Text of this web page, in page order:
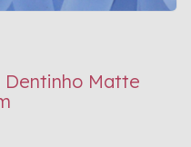
Dentinho Matte